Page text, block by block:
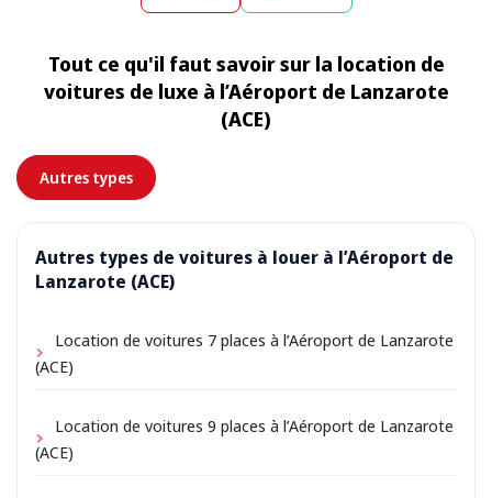
exact est affiché lors de la réservation.
endroit à la fin de la location. Choisissez simplement
en charge lors de la réservation ; selon l’emplacement,
de petits frais de livraison peuvent s’appliquer,
toujours indiqués à l’avance.
Tout ce qu'il faut savoir sur la location de
voitures de luxe à l’Aéroport de Lanzarote
(ACE)
Autres types
Autres types de voitures à louer à l’Aéroport de
Lanzarote (ACE)
Location de voitures 7 places à l’Aéroport de Lanzarote
(ACE)
Location de voitures 9 places à l’Aéroport de Lanzarote
(ACE)